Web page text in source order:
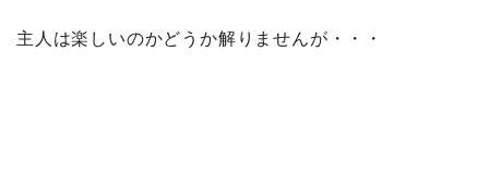
主人は楽しいのかどうか解りませんが・・・